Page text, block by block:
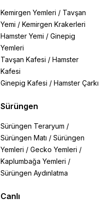
Kemirgen Yemleri / Tavşan
Yemi / Kemirgen Krakerleri
Hamster Yemi / Ginepig
Yemleri
Tavşan Kafesi / Hamster
Kafesi
Ginepig Kafesi / Hamster Çarkı
Sürüngen
Sürüngen Teraryum /
Sürüngen Matı / Sürüngen
Yemleri / Gecko Yemleri /
Kaplumbağa Yemleri /
Sürüngen Aydınlatma
Canlı